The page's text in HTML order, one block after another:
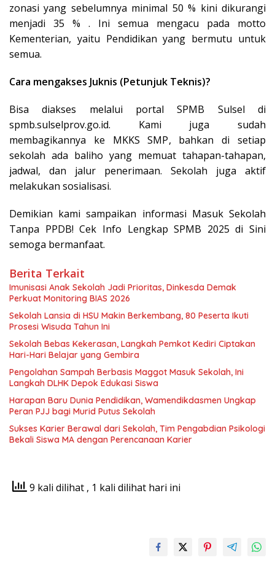
zonasi yang sebelumnya minimal 50 % kini dikurangi
menjadi 35 % . Ini semua mengacu pada motto
Kementerian, yaitu Pendidikan yang bermutu untuk
semua.
Cara mengakses Juknis (Petunjuk Teknis)?
Bisa diakses melalui portal SPMB Sulsel di
spmb.sulselprov.go.id. Kami juga sudah
membagikannya ke MKKS SMP, bahkan di setiap
sekolah ada baliho yang memuat tahapan-tahapan,
jadwal, dan jalur penerimaan. Sekolah juga aktif
melakukan sosialisasi.
Demikian kami sampaikan informasi Masuk Sekolah
Tanpa PPDB! Cek Info Lengkap SPMB 2025 di Sini
semoga bermanfaat.
Berita Terkait
Imunisasi Anak Sekolah Jadi Prioritas, Dinkesda Demak
Perkuat Monitoring BIAS 2026
Sekolah Lansia di HSU Makin Berkembang, 80 Peserta Ikuti
Prosesi Wisuda Tahun Ini
Sekolah Bebas Kekerasan, Langkah Pemkot Kediri Ciptakan
Hari-Hari Belajar yang Gembira
Pengolahan Sampah Berbasis Maggot Masuk Sekolah, Ini
Langkah DLHK Depok Edukasi Siswa
Harapan Baru Dunia Pendidikan, Wamendikdasmen Ungkap
Peran PJJ bagi Murid Putus Sekolah
Sukses Karier Berawal dari Sekolah, Tim Pengabdian Psikologi
Bekali Siswa MA dengan Perencanaan Karier
9 kali dilihat , 1 kali dilihat hari ini